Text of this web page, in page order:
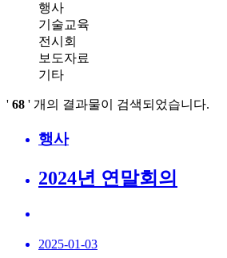
행사
기술교육
전시회
보도자료
기타
' 68 ' 개의 결과물이 검색되었습니다.
행사
2024년 연말회의
2025-01-03